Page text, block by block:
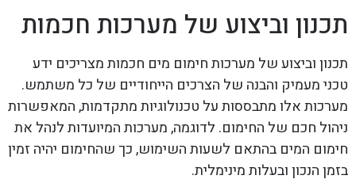
תכנון וביצוע של מערכות חכמות
תכנון וביצוע של מערכות חימום מים חכמות מצריכים ידע
טכני מעמיק והבנה של הצרכים הייחודיים של כל משתמש.
מערכות אלו מתבססות על טכנולוגיות מתקדמות, המאפשרות
ניהול חכם של החימום. לדוגמה, מערכות המיועדות לנהל את
חימום המים בהתאם לשעות השימוש, כך שהחימום יהיה זמין
בזמן הנכון ובעלות מינימלית.